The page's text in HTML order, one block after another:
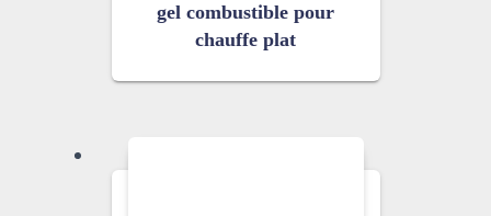
gel combustible pour
chauffe plat